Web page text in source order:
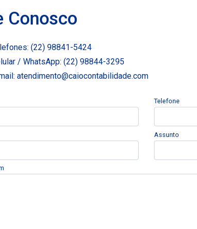
Conosco
(22) 98841-5424
/ WhatsApp: (22) 98844-3295
atendimento@caiocontabilidade.com
Telefone
Assunto